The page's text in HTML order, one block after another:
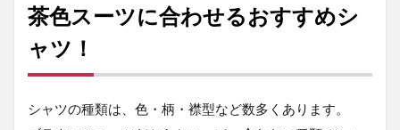
茶色スーツに合わせるおすすめシ
ャツ！
シャツの種類は、色・柄・襟型など数多くあります。